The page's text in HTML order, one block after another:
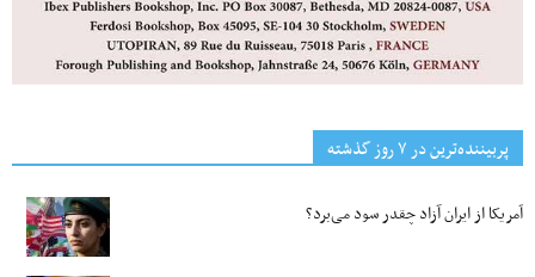
پربیننده‌ترین‌ در ۷ روز گذشته
آمریکا از ایران آزاد چقدر سود می‌برد؟